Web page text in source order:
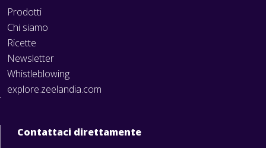
Prodotti
Chi siamo
Ricette
Newsletter
Whistleblowing
explore.zeelandia.com
Contattaci direttamente